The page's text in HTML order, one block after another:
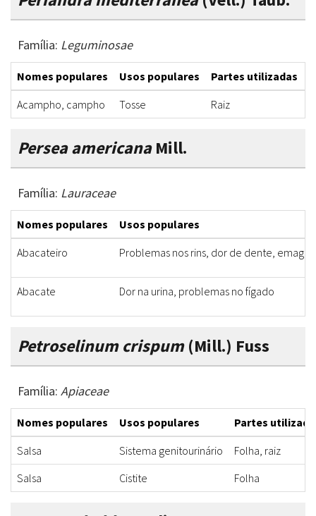
Família: Leguminosae
Nomes populares Usos populares Partes utilizadas
Acampho, campho
Tosse Raiz
Persea americanaMill.
Família: Lauraceae
Nomes populares
Usos populares
Abacateiro
Problemas nos rins, dor de dente,
Abacate Dor na urina, problemas no fígado
Petroselinum crispum(Mill.) Fuss
Família: Apiaceae
Nomes populares Usos populares
Partes
Salsa
Sistema genitourinário
Folha, raiz
Salsa
Cistite Folha